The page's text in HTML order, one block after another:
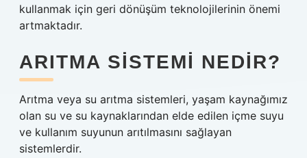
kullanmak için geri dönüşüm teknolojilerinin önemi
artmaktadır.
ARITMA SISTEMI NEDIR?
Arıtma veya su arıtma sistemleri, yaşam kaynağımız
olan su ve su kaynaklarından elde edilen içme suyu
ve kullanım suyunun arıtılmasını sağlayan
sistemlerdir.